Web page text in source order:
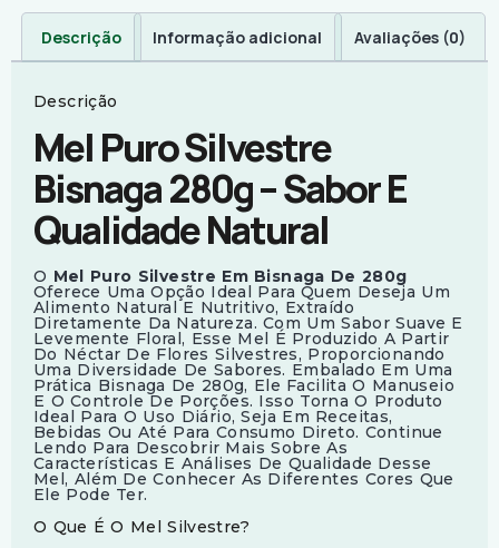
Descrição Informação adicional Avaliações (0)
Descrição
Mel Puro Silvestre
Bisnaga 280g – Sabor E
Qualidade Natural
O Mel Puro Silvestre Em Bisnaga De 280g
Oferece Uma Opção Ideal Para Quem Deseja Um
Alimento Natural E Nutritivo, Extraído
Diretamente Da Natureza. Com Um Sabor Suave E
Levemente Floral, Esse Mel É Produzido A Partir
Do Néctar De Flores Silvestres, Proporcionando
Uma Diversidade De Sabores. Embalado Em Uma
Prática Bisnaga De 280g, Ele Facilita O Manuseio
E O Controle De Porções. Isso Torna O Produto
Ideal Para O Uso Diário, Seja Em Receitas,
Bebidas Ou Até Para Consumo Direto. Continue
Lendo Para Descobrir Mais Sobre As
Características E Análises De Qualidade Desse
Mel, Além De Conhecer As Diferentes Cores Que
Ele Pode Ter.
O Que É O Mel Silvestre?